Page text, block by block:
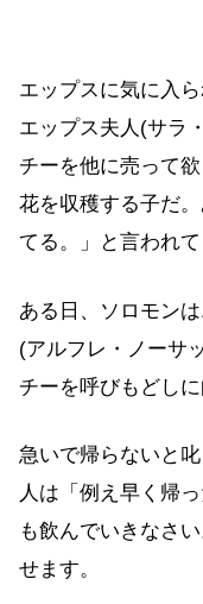
エップスに気に入
エップス夫人(サラ
チーを他に売って
花を収穫する子だ
てる。」と言われて
ある日、ソロモン
(アルフレ・ノーサ
チーを呼びもどしに
急いで帰らないと
人は「例え早く帰
も飲んでいきなさ
せます。